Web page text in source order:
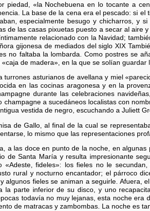
piedad, «la Nochebuena en lo tocante a
La base de la cena era el pescado: si
especialmente besugo y chicharros, y
de las casas pixuetas puesto a secar al aire
relacionado con la Navidad;
gijonesa de mediados del siglo XIX
no faltaba la lombarda. Como postres se
de madera», en la que se solían guardar
turrones asturianos de avellana y miel
en las cocinas aragonesa y en la
durante las celebraciones
champagne a sucedáneos localistas con
vestida de negro, escuchando a Juliett
de Gallo, al final de la cual se
lo mismo que las representaciones
a las doce en punto de la noche, en
de Santa María y resulta impresionante
«Adeste, fideles»: los fieles no le
rural y nocturno encantador; el párroco
algunos fieles se animan a seguirle. Afuera,
la parte inferior de su disco, y uno
todavía no muy lejanas, esta noche
de matracas y zambombas. La noche es